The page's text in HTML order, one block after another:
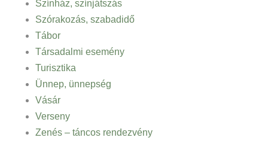
Színház, színjátszás
Szórakozás, szabadidő
Tábor
Társadalmi esemény
Turisztika
Ünnep, ünnepség
Vásár
Verseny
Zenés – táncos rendezvény